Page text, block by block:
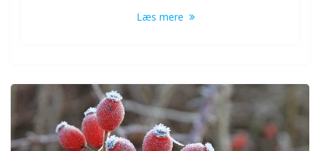
Læs mere